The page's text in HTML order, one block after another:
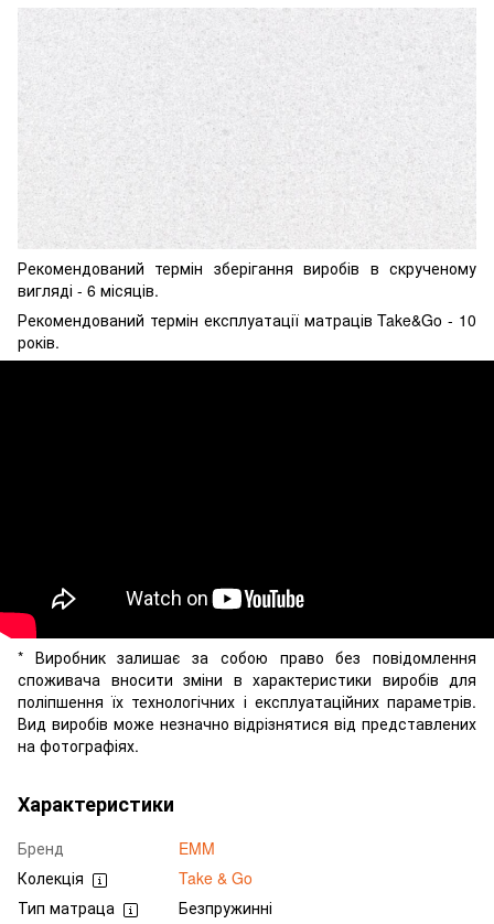
Рекомендований термін зберігання виробів в скрученому
вигляді - 6 місяців.
Рекомендований термін експлуатації матраців Take&Go - 10
років.
* Виробник залишає за собою право без повідомлення
споживача вносити зміни в характеристики виробів для
поліпшення їх технологічних і експлуатаційних параметрів.
Вид виробів може незначно відрізнятися від представлених
на фотографіях.
Характеристики
Бренд
EMM
Колекція
Take & Go
Тип матраца
Безпружинні